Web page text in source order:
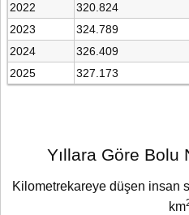
2022
320.824
2023
324.789
2024
326.409
2025
327.173
Yıllara Göre Bolu
Kilometrekareye düşen insan
km